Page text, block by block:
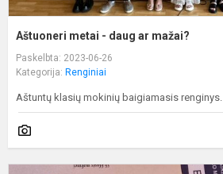
Aštuoneri metai - daug ar mažai?
Paskelbta: 2023-06-26
Kategorija: Renginiai
Aštuntų klasių mokinių baigiamasis renginys.